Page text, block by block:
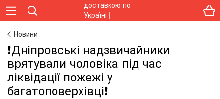
Новини
❗️Дніпровські надзвичайники
врятували чоловіка під час
ліквідації пожежі у
багатоповерхівці❗️